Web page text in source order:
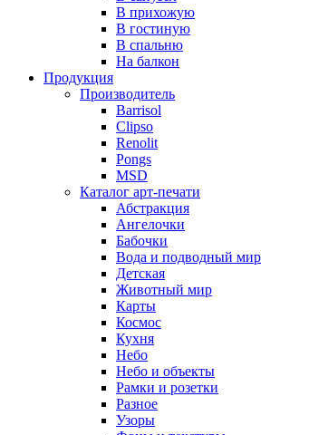
В прихожую
В гостиную
В спальню
На балкон
Продукция
Производитель
Barrisol
Clipso
Renolit
Pongs
MSD
Каталог арт-печати
Абстракция
Ангелочки
Бабочки
Вода и подводный мир
Детская
Животный мир
Карты
Космос
Кухня
Небо
Небо и объекты
Рамки и розетки
Разное
Узоры